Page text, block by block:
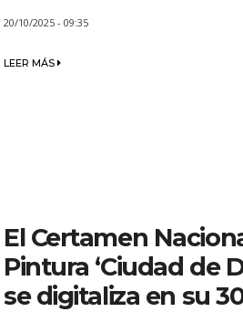
20/10/2025 - 09:35
LEER MÁS
El Certamen
Pintura ‘Ciudad de
se digitaliza en su